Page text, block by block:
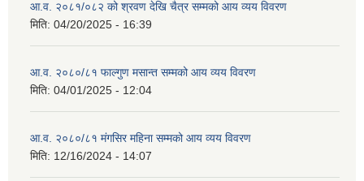
आ.व. २०८१/०८२ को श्रवण देखि चैत्र सम्मको आय व्यय विवरण
मिति: 04/20/2025 - 16:39
आ.व. २०८०/८१ फाल्गुण मसान्त सम्मको आय व्यय विवरण
मिति: 04/01/2025 - 12:04
आ.व. २०८०/८१ मंगसिर महिना सम्मको आय व्यय विवरण
मिति: 12/16/2024 - 14:07